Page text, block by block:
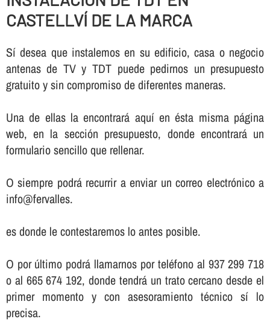
CASTELLVÍ DE LA MARCA
Sí­ desea que instalemos en su edificio, casa o negocio
antenas de TV y TDT puede pedirnos un presupuesto
gratuito y sin compromiso de diferentes maneras.
Una de ellas la encontrará aquí­ en ésta misma página
web, en la sección presupuesto, donde encontrará un
formulario sencillo que rellenar.
O siempre podrá recurrir a enviar un correo electrónico a
info@fervalles.
es donde le contestaremos lo antes posible.
O por último podrá llamarnos por teléfono al 937 299 718
o al 665 674 192, donde tendrá un trato cercano desde el
primer momento y con asesoramiento técnico sí­ lo
precisa.